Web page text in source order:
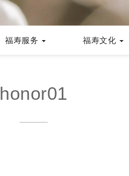
福寿服务 福寿文化
honor01